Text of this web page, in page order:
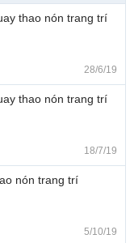
thao nón trang trí
28/6/19
thao nón trang trí
18/7/19
nón trang trí
5/10/19